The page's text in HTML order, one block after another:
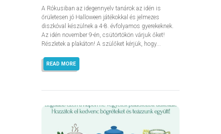
A Rókusiban az idegennyelv tanárok az idén is
őrületesen jó Halloween játékokkal és jelmezes
diszkóval készülnek a 4-8. évfolyamos gyerekeknek.
Az idén november 9-én, csütörtökön várjuk őket!
Részletek a plakáton! A szülőket kérjük, hogy...
READ MORE